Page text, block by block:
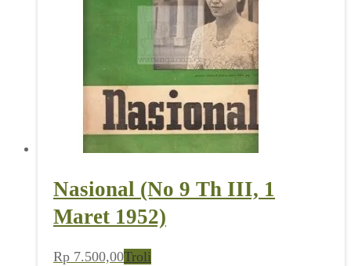
Nasional (No 9 Th III, 1
Maret 1952)
Rp 7.500,00Troli